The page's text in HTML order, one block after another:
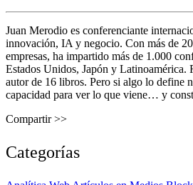
Juan Merodio es conferenciante
innovación, IA y negocio. Con más de
empresas, ha impartido más de 1.000
Estados Unidos, Japón y
autor de 16 libros. Pero si algo lo define
capacidad para ver lo que viene… y
Compartir >>
Categorías